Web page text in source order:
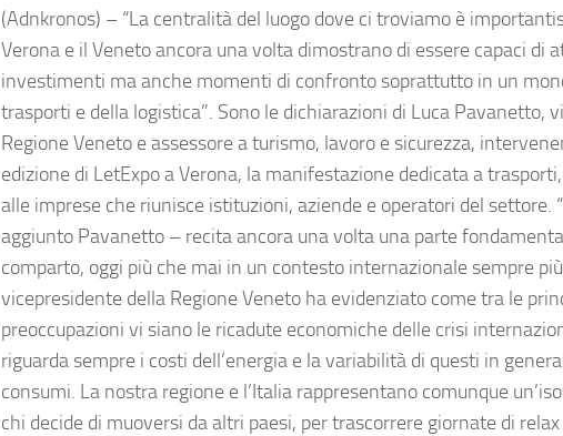
(Adnkronos) – “La centralità del luogo dove ci troviamo è
Verona e il Veneto ancora una volta dimostrano di essere capaci di
investimenti ma anche momenti di confronto soprattutto in un
trasporti e della logistica”. Sono le dichiarazioni di Luca Pavanetto,
Regione Veneto e assessore a turismo, lavoro e sicurezza,
edizione di LetExpo a Verona, la manifestazione dedicata a
alle imprese che riunisce istituzioni, aziende e operatori del settore.
aggiunto Pavanetto – recita ancora una volta una parte
comparto, oggi più che mai in un contesto internazionale sempre
vicepresidente della Regione Veneto ha evidenziato come tra le
preoccupazioni vi siano le ricadute economiche delle crisi
riguarda sempre i costi dell’energia e la variabilità di questi in
consumi. La nostra regione e l’Italia rappresentano comunque
chi decide di muoversi da altri paesi, per trascorrere giornate di